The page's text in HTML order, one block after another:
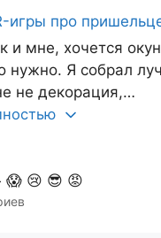
и мне, хочется
нужно. Я собрал
не декорация,…
😱 😢 😎 😡